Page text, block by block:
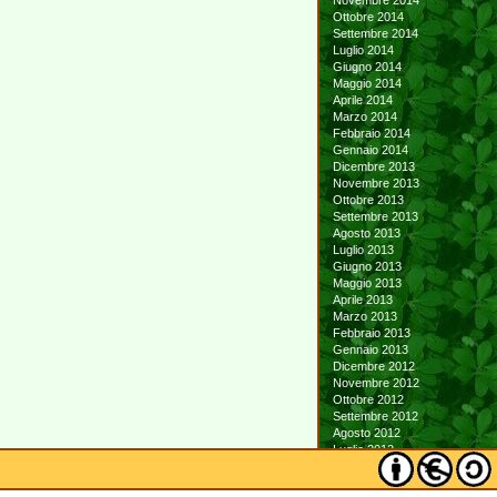
Ottobre 2014
Settembre 2014
Luglio 2014
Giugno 2014
Maggio 2014
Aprile 2014
Marzo 2014
Febbraio 2014
Gennaio 2014
Dicembre 2013
Novembre 2013
Ottobre 2013
Settembre 2013
Agosto 2013
Luglio 2013
Giugno 2013
Maggio 2013
Aprile 2013
Marzo 2013
Febbraio 2013
Gennaio 2013
Dicembre 2012
Novembre 2012
Ottobre 2012
Settembre 2012
Agosto 2012
Luglio 2012
Giugno 2012
Maggio 2012